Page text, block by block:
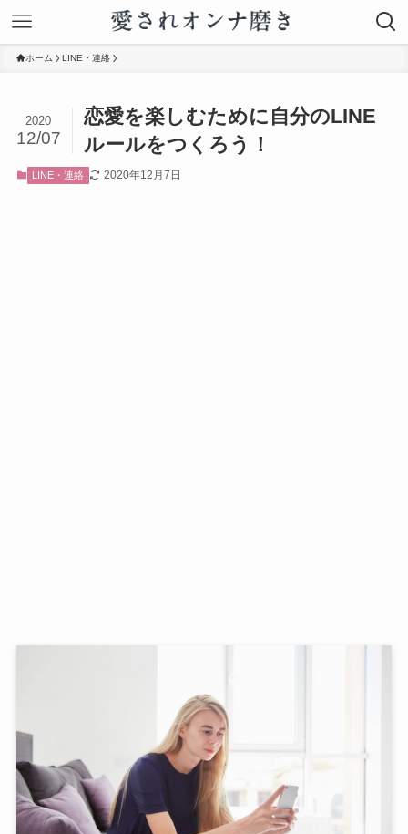
ホーム LINE・連絡
恋愛を楽しむために自分のLINE
ルールをつくろう！
2020
12/07
LINE・連絡 2020年12月7日